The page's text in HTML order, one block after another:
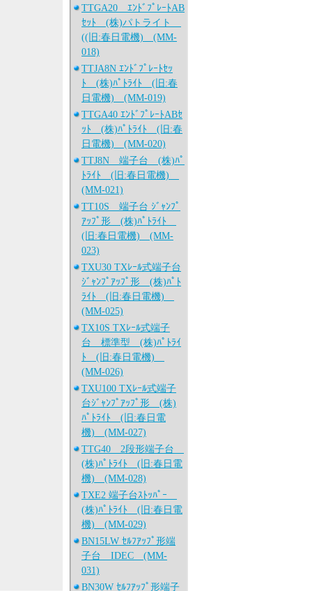
TTGA20 ｴﾝﾄﾞﾌﾟﾚｰﾄAB
ｾｯﾄ (株)パトライト
((旧:春日電機) (MM-
018)
TTJA8N ｴﾝﾄﾞﾌﾟﾚｰﾄｾｯ
ﾄ (株)ﾊﾟﾄﾗｲﾄ (旧:春
日電機) (MM-019)
TTGA40 ｴﾝﾄﾞﾌﾟﾚｰﾄABｾ
ｯﾄ (株)ﾊﾟﾄﾗｲﾄ (旧:春
日電機) (MM-020)
TTJ8N 端子台 (株)ﾊﾟ
ﾄﾗｲﾄ (旧:春日電機)
(MM-021)
TT10S 端子台 ｼﾞｬﾝﾌﾟ
ｱｯﾌﾟ形 (株)ﾊﾟﾄﾗｲﾄ
(旧:春日電機) (MM-
023)
TXU30 TXﾚｰﾙ式端子台
ｼﾞｬﾝﾌﾟｱｯﾌﾟ形 (株)ﾊﾟﾄ
ﾗｲﾄ (旧:春日電機)
(MM-025)
TX10S TXﾚｰﾙ式端子
台 標準型 (株)ﾊﾟﾄﾗｲ
ﾄ (旧:春日電機)
(MM-026)
TXU100 TXﾚｰﾙ式端子
台ｼﾞｬﾝﾌﾟｱｯﾌﾟ形 (株)
ﾊﾟﾄﾗｲﾄ (旧:春日電
機) (MM-027)
TTG40 2段形端子台
(株)ﾊﾟﾄﾗｲﾄ (旧:春日電
機) (MM-028)
TXE2 端子台ｽﾄｯﾊﾟｰ
(株)ﾊﾟﾄﾗｲﾄ (旧:春日電
機) (MM-029)
BN15LW ｾﾙﾌｱｯﾌﾟ形端
子台 IDEC (MM-
031)
BN30W ｾﾙﾌｱｯﾌﾟ形端子